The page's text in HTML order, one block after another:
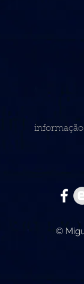
informação
©